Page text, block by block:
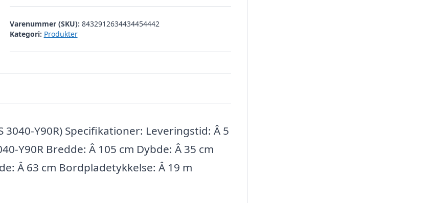
Varenummer (SKU): 8432912634434454442
Kategori: Produkter
Y90R) Specifikationer: Leveringstid: Â 5
Y90R Bredde: Â 105 cm Dybde: Â 35 cm
Â 63 cm Bordpladetykkelse: Â 19 m